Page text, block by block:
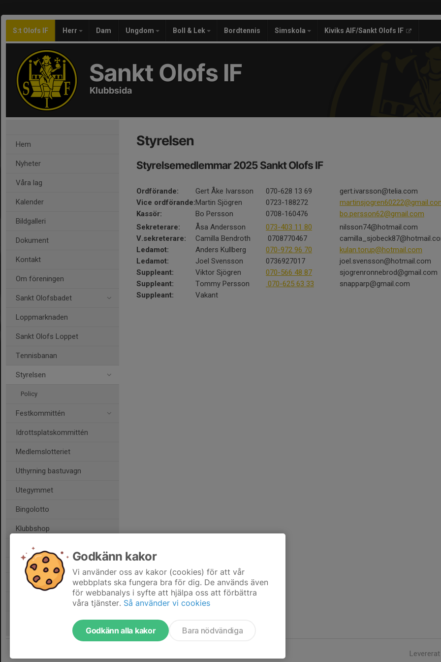
S:t Olofs IF Herr Dam Ungdom Boll & Lek Bordtennis Simskola Kiviks AIF/Sankt Olofs IF
Sankt Olofs IF
Klubbsida
Hem
Nyheter
Våra lag
Kalender
Bildgalleri
Dokument
Kontakt
Om föreningen
Sankt Olofsbadet
Loppmarknaden
Sankt Olofs Loppet
Tennisbanan
Styrelsen
Policy
Festkommittén
Idrottsplatskommittén
Medlemslotteriet
Uthyrning bastuvagn
Utegymmet
Bingolotto
Klubbshop
Bokskogstrailen
Bli medlem
Styrelsen
Styrelsemedlemmar 2025 Sankt Olofs IF
Ordförande: Gert Åke Ivarsson 070-628 13 69
gert.ivarsson@telia.com
Vice ordförande:Martin Sjögren 0723-188272
Kassör:
Bo Persson 0708-160476
bo.persson62@gmail.com
Sekreterare:
Åsa Andersson 073-403 11 80
nilsson74@hotmail.com
V.sekreterare:
Camilla Bendroth 0708770467
Ledamot:
Anders Kullberg 070-972 96 70
kulan.torup@hotmail.com
Ledamot:
Joel Svensson 0736927017
joel.svensson@hotmail.com
Suppleant:
Viktor Sjögren 070-566 48 87
sjogrenronnebrod@gmail.com
Suppleant:
Tommy Persson 070-625 63 33
snapparp@gmail.com
Suppleant:
Vakant
Godkänn kakor
Vi använder oss av kakor (cookies) för att vår
webbplats ska fungera bra för dig. De används även
för webbanalys i syfte att hjälpa oss att förbättra
våra tjänster. Så använder vi cookies
Godkänn alla kakor Bara nödvändiga